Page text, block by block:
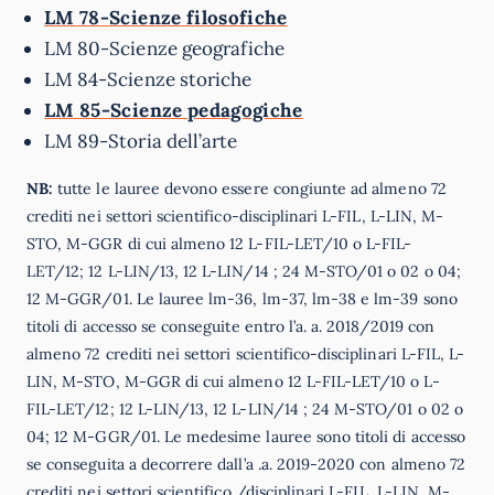
LM 78-Scienze filosofiche
LM 80-Scienze geografiche
LM 84-Scienze storiche
LM 85-Scienze pedagogiche
LM 89-Storia dell’arte
NB: tutte le lauree devono essere congiunte ad almeno 72
crediti nei settori scientifico-disciplinari L-FIL, L-LIN, M-
STO, M-GGR di cui almeno 12 L-FIL-LET/10 o L-FIL-
LET/12; 12 L-LIN/13, 12 L-LIN/14 ; 24 M-STO/01 o 02 o 04;
12 M-GGR/01. Le lauree lm-36, lm-37, lm-38 e lm-39 sono
titoli di accesso se conseguite entro l’a. a. 2018/2019 con
almeno 72 crediti nei settori scientifico-disciplinari L-FIL, L-
LIN, M-STO, M-GGR di cui almeno 12 L-FIL-LET/10 o L-
FIL-LET/12; 12 L-LIN/13, 12 L-LIN/14 ; 24 M-STO/01 o 02 o
04; 12 M-GGR/01. Le medesime lauree sono titoli di accesso
se conseguita a decorrere dall’a .a. 2019-2020 con almeno 72